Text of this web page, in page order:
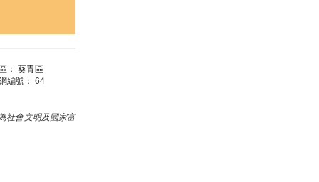
： 葵青區
編號： 64
社會文明及國家富